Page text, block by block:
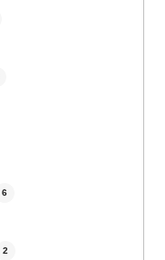
6
2